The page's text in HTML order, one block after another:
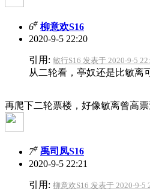
6# 柳意欢S16
2020-9-5 22:20
引用: 敏行S16 发表于 2020-9-5
从二轮看，亭奴还是比敏离
再爬下二轮票楼，好像敏离曾高票
7# 禹司凤S16
2020-9-5 22:21
引用: 柳意欢S16 发表于 2020-9-5